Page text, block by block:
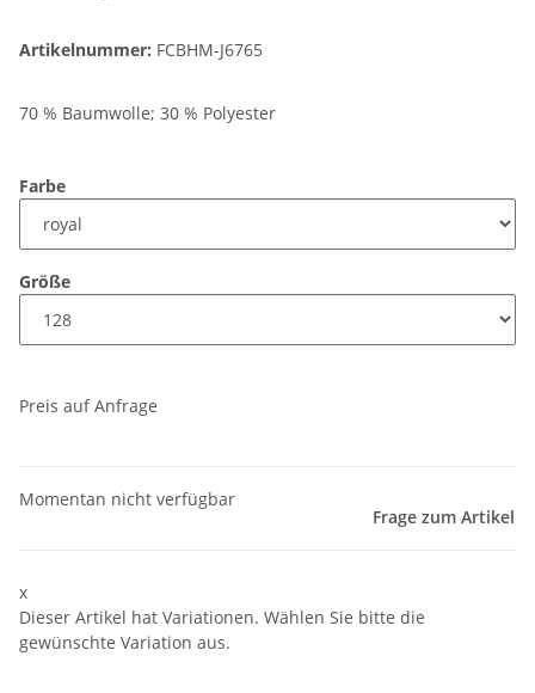
Artikelnummer: FCBHM-J6765
70 % Baumwolle; 30 % Polyester
Farbe
Größe
Preis auf Anfrage
Momentan nicht verfügbar
Frage zum Artikel
x
Dieser Artikel hat Variationen. Wählen Sie bitte die
gewünschte Variation aus.